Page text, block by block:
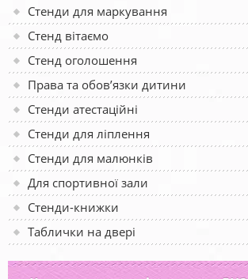
Стенди для маркування
Стенд вітаємо
Стенд оголошення
Права та обов’язки дитини
Стенди атестаційні
Стенди для ліплення
Стенди для малюнків
Для спортивної зали
Стенди-книжки
Таблички на двері